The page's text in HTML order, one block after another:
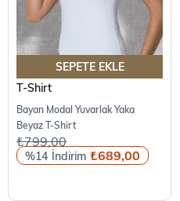
SEPETE EKLE
T-Shirt
Bayan Modal Yuvarlak Yaka
Beyaz T-Shirt
%14 ₺689,00
₺799,00